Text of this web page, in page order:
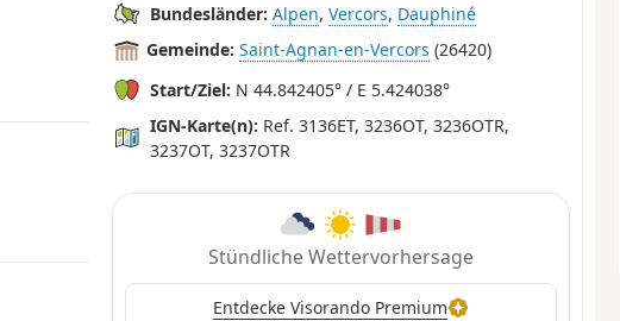
Bundesländer: Alpen,Vercors, Dauphiné
Gemeinde: Saint-Agnan-en-Vercors (26420)
Start/Ziel: N 44.842405° / E 5.424038°
IGN-Karte(n): Ref. 3136ET, 3236OT, 3236OTR,
3237OT, 3237OTR
Stündliche Wettervorhersage
Entdecke Visorando Premium